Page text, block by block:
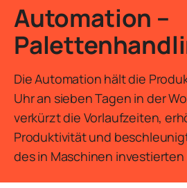
Automation –
Die Automation hält die
Uhr an sieben Tagen in der
verkürzt die Vorlaufzeiten,
Produktivität und
des in Maschinen investierten